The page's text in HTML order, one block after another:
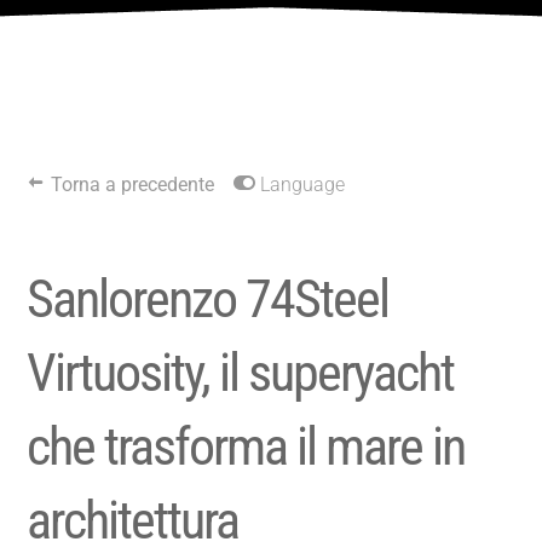
Torna a precedente Language
Sanlorenzo 74Steel
Virtuosity, il superyacht
che trasforma il mare in
architettura